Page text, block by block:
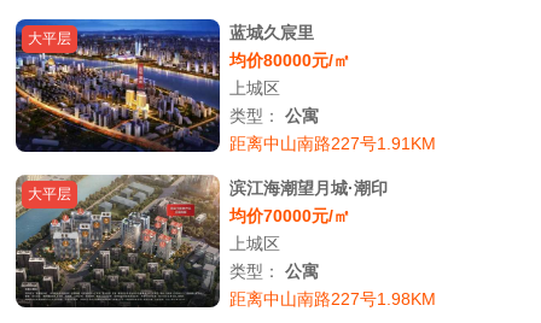
大平层
蓝城久宸里
均价80000元/㎡
上城区
类型：公寓
距离中山南路227号1.91KM
大平层
滨江海潮望月城·潮印
均价70000元/㎡
上城区
类型：公寓
距离中山南路227号1.98KM